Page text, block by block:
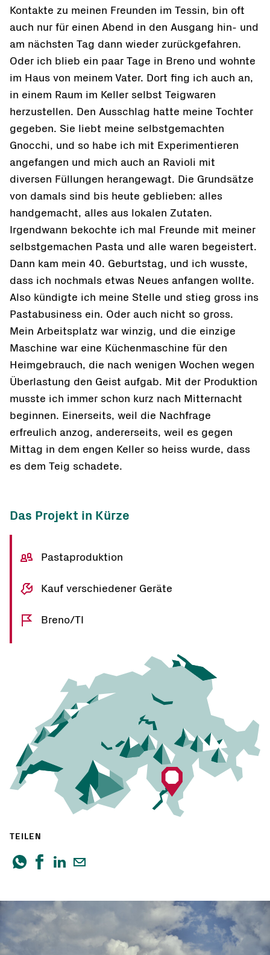
Kontakte zu meinen Freunden im Tessin, bin oft
auch nur für einen Abend in den Ausgang hin- und
am nächsten Tag dann wieder zurückgefahren.
Oder ich blieb ein paar Tage in Breno und wohnte
im Haus von meinem Vater. Dort fing ich auch an,
in einem Raum im Keller selbst Teigwaren
herzustellen. Den Ausschlag hatte meine Tochter
gegeben. Sie liebt meine selbstgemachten
Gnocchi, und so habe ich mit Experimentieren
angefangen und mich auch an Ravioli mit
diversen Füllungen herangewagt. Die Grundsätze
von damals sind bis heute geblieben: alles
handgemacht, alles aus lokalen Zutaten.
Irgendwann bekochte ich mal Freunde mit meiner
selbstgemachen Pasta und alle waren begeistert.
Dann kam mein 40. Geburtstag, und ich wusste,
dass ich nochmals etwas Neues anfangen wollte.
Also kündigte ich meine Stelle und stieg gross ins
Pastabusiness ein. Oder auch nicht so gross.
Mein Arbeitsplatz war winzig, und die einzige
Maschine war eine Küchenmaschine für den
Heimgebrauch, die nach wenigen Wochen wegen
Überlastung den Geist aufgab. Mit der Produktion
musste ich immer schon kurz nach Mitternacht
beginnen. Einerseits, weil die Nachfrage
erfreulich anzog, andererseits, weil es gegen
Mittag in dem engen Keller so heiss wurde, dass
es dem Teig schadete.
Das Projekt in Kürze
Pastaproduktion
Kauf verschiedener Geräte
Breno/TI
TEILEN